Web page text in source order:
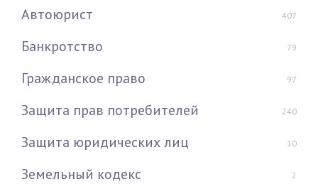
Автоюрист 407
Банкротство 79
Гражданское право 97
Защита прав потребителей 240
Защита юридических лиц 10
Земельный кодекс 2